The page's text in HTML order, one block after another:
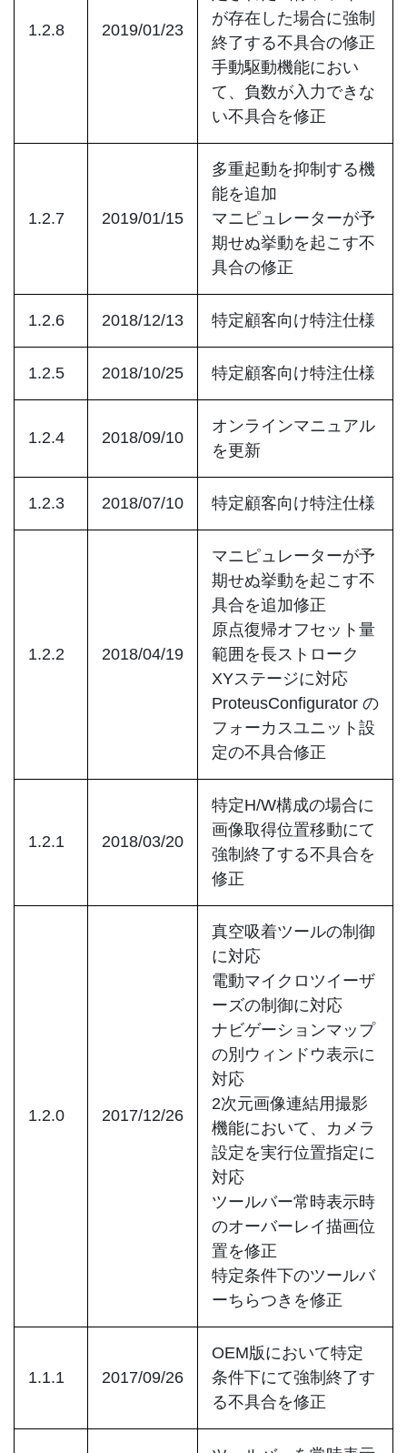
1.2.8 2019/01/23
が存在した場合に強制
終了する不具合の修正
手動駆動機能におい
て、負数が入力できな
い不具合を修正
1.2.7 2019/01/15
多重起動を抑制する機
能を追加
マニピュレーターが予
期せぬ挙動を起こす不
具合の修正
1.2.6 2018/12/13 特定顧客向け特注仕様
1.2.5 2018/10/25 特定顧客向け特注仕様
1.2.4 2018/09/10
オンラインマニュアル
を更新
1.2.3 2018/07/10 特定顧客向け特注仕様
1.2.2 2018/04/19
マニピュレーターが予
期せぬ挙動を起こす不
具合を追加修正
原点復帰オフセット量
範囲を長ストローク
XYステージに対応
ProteusConfigurator の
フォーカスユニット設
定の不具合修正
1.2.1 2018/03/20
特定H/W構成の場合に
画像取得位置移動にて
強制終了する不具合を
修正
1.2.0 2017/12/26
真空吸着ツールの制御
に対応
電動マイクロツイーザ
ーズの制御に対応
ナビゲーションマップ
の別ウィンドウ表示に
対応
2次元画像連結用撮影
機能において、カメラ
設定を実行位置指定に
対応
ツールバー常時表示時
のオーバーレイ描画位
置を修正
特定条件下のツールバ
ーちらつきを修正
1.1.1 2017/09/26
OEM版において特定
条件下にて強制終了す
る不具合を修正